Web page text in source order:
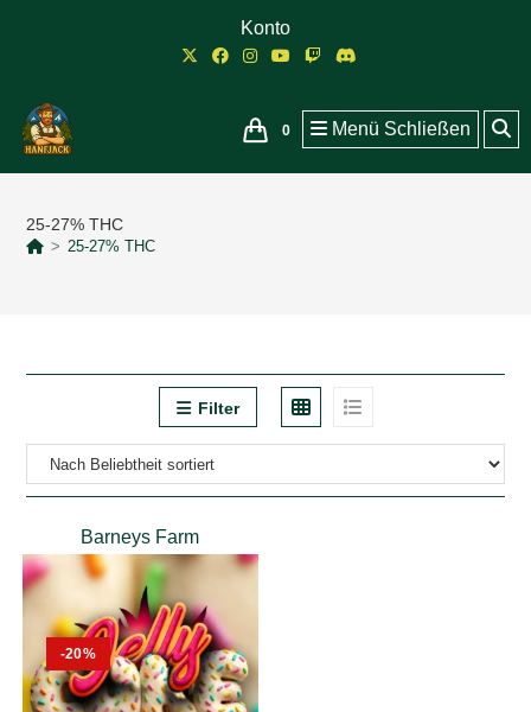
Konto
0 Menü Schließen
25-27% THC
> 25-27% THC
Filter
Barneys Farm
-20%